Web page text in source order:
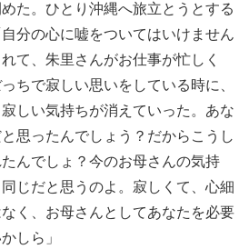
た。ひとり沖縄へ旅立とうとする
分の心に嘘をついてはいけません
て、朱里さんがお仕事が忙しく
ちで寂しい思いをしている時に、
しい気持ちが消えていった。あな
思ったんでしょう？だからこうし
んでしょ？今のお母さんの気持
じだと思うのよ。寂しくて、心細
く、お母さんとしてあなたを必要
しら」